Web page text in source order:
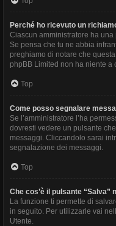
Perché ho ricevuto un
Ciascun amministratore ha
Se pensa che tu ne abbia
preghiamo di notare che
phpBB Limited non ha niente a
Top
Come posso segnalare
Se l’amministratore l’ha
dovresti vedere un pulsante
messaggi. Cliccandolo sarai
segnalazione dei messaggi.
Top
Che cos’è il pulsante
La funzione ti permette di
in seguito. Per utilizzarle vai
Utente.